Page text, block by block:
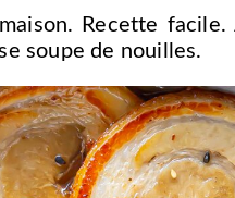
Recette
soupe de nouilles.